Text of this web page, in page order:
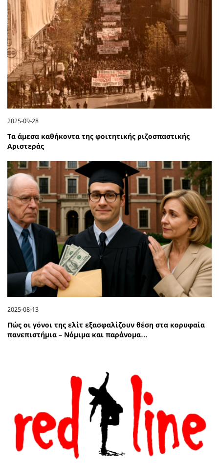
2025-09-28
Τα άμεσα καθήκοντα της φοιτητικής ριζοσπαστικής
Αριστεράς
2025-08-13
Πώς οι γόνοι της ελίτ εξασφαλίζουν θέση στα κορυφαία
πανεπιστήμια – Νόμιμα και παράνομα…